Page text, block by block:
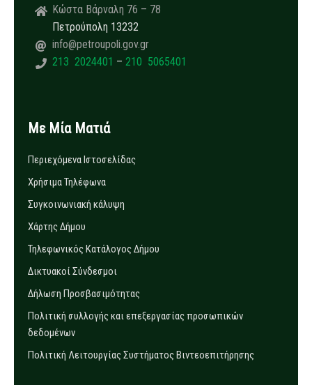
Κώστα Βάρναλη 76 – 78
Πετρούπολη 13232
info@petroupoli.gov.gr
213 2024401 – 210 5065401
Με Μία Ματιά
Περιεχόμενα Ιστοσελίδας
Χρήσιμα Τηλέφωνα
Συγκοινωνιακή κάλυψη
Χάρτης Δήμου
Τηλεφωνικός Κατάλογος Δήμου
Δικτυακοί Σύνδεσμοι
Δήλωση Προσβασιμότητας
Πολιτική συλλογής και επεξεργασίας προσωπικών
δεδομένων
Πολιτική Λειτουργίας Συστήματος Βιντεοεπιτήρησης